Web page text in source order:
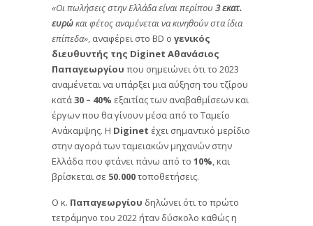
«Οι πωλήσεις στην Ελλάδα είναι περίπου 3 εκατ.
ευρώκαι φέτος αναμένεται να κινηθούν στα ίδια
επίπεδα» , αναφέρει στο BD ο γενικός
διευθυντής της Diginet Αθανάσιος
Παπαγεωργίου που σημειώνει ότι το 2023
αναμένεται να υπάρξει μια αύξηση του τζίρου
κατά30 – 40% εξαιτίας των αναβαθμίσεων και
έργων που θα γίνουν μέσα από το Ταμείο
Ανάκαμψης. Η Diginet έχει σημαντικό μερίδιο
στην αγορά των ταμειακών μηχανών στην
Ελλάδα που φτάνει πάνω από το 10% , και
βρίσκεται σε 50.000τοποθετήσεις.
Ο κ. Παπαγεωργίου δηλώνει ότι το πρώτο
τετράμηνο του 2022 ήταν δύσκολο καθώς η